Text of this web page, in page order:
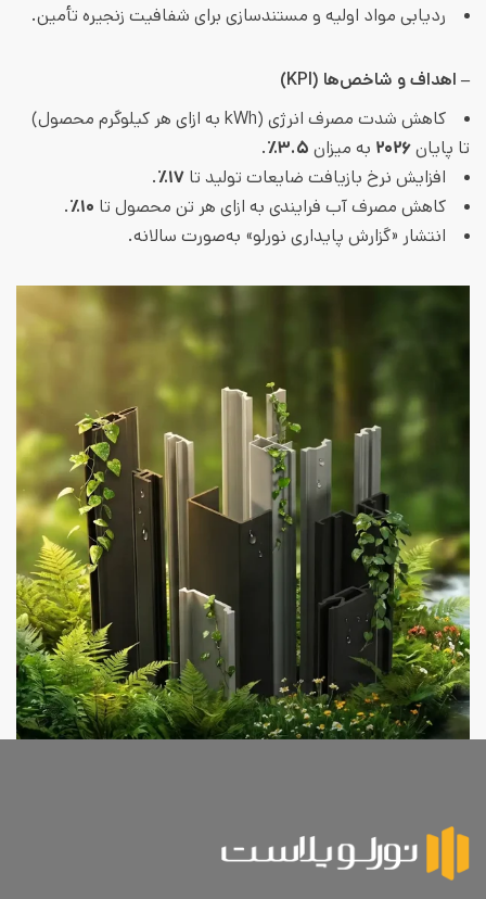
ردیابی مواد اولیه و مستندسازی برای شفافیت زنجیره تأمین.
– اهداف و شاخص‌ها (KPI)
کاهش شدت مصرف انرژی (kWh به ازای هر کیلوگرم محصول)
تا پایان۲۰۲۶ به میزان ۳.۵٪ .
افزایش نرخ بازیافت ضایعات تولید تا ۱۷٪ .
کاهش مصرف آب فرایندی به ازای هر تن محصول تا ۱۰٪ .
انتشار «گزارش پایداری نورلو» به‌صورت سالانه.